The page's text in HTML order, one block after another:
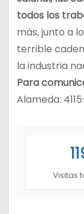
todos los
más, junto a
terrible
la industria
Para
Alameda:
Visitas